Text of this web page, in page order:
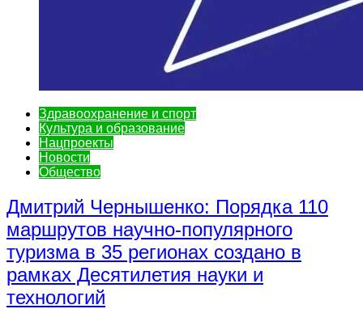
Здравоохранение и спорт
Культура и образование
Нацпроекты
Новости
Общество
Дмитрий Чернышенко: Порядка 110
маршрутов научно-популярного
туризма в 35 регионах создано в
рамках Десятилетия науки и
технологий